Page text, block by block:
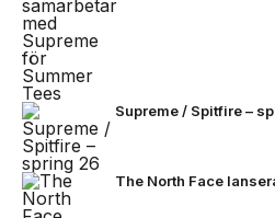
Supreme / Spitfire –
The North Face